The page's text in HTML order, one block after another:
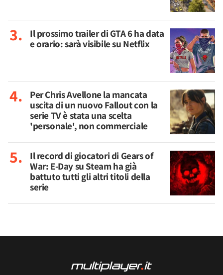
Il prossimo trailer di GTA 6 ha data
e orario: sarà visibile su Netflix
Per Chris Avellone la mancata
uscita di un nuovo Fallout con la
serie TV è stata una scelta
'personale', non commerciale
Il record di giocatori di Gears of
War: E-Day su Steam ha già
battuto tutti gli altri titoli della
serie